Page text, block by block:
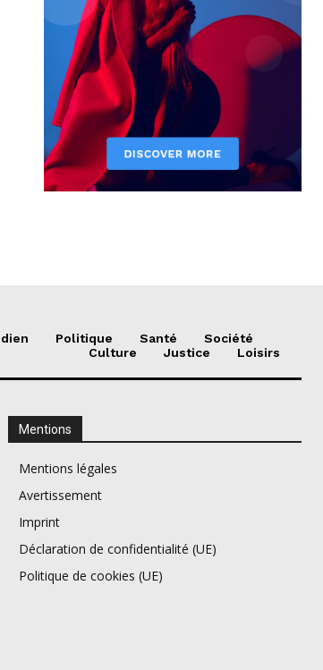
Politique Santé
Société
Culture
Justice Loisirs
Mentions
Mentions légales
Avertissement
Imprint
Déclaration de confidentialité (UE)
Politique de cookies (UE)